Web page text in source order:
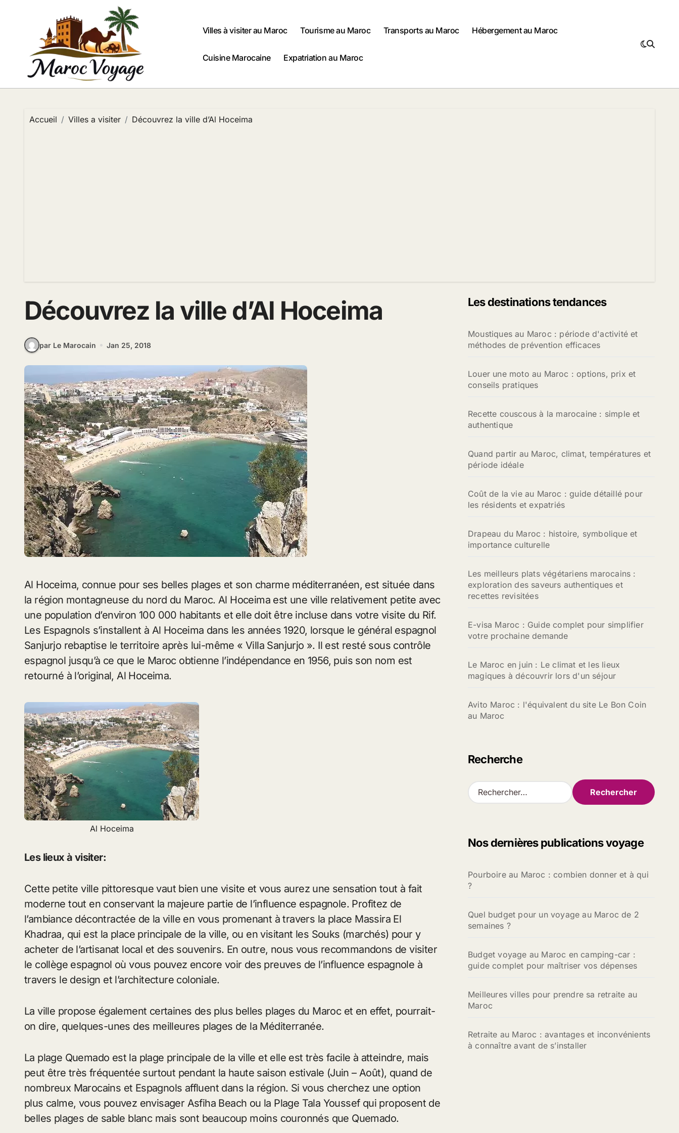
Villes à visiter au Maroc Tourisme au Maroc Transports au Maroc Hébergement au Maroc
Cuisine Marocaine Expatriation au Maroc
Accueil Villes a visiter Découvrez la ville d’Al Hoceima
Découvrez la ville d’Al Hoceima
par Le Marocain Jan 25, 2018
Al Hoceima, connue pour ses belles plages et son charme méditerranéen, est située dans
la région montagneuse du nord du Maroc. Al Hoceima est une ville relativement petite avec
une population d’environ 100 000 habitants et elle doit être incluse dans votre visite du Rif.
Les Espagnols s’installent à Al Hoceima dans les années 1920, lorsque le général espagnol
Sanjurjo rebaptise le territoire après lui-même « Villa Sanjurjo ». Il est resté sous contrôle
espagnol jusqu’à ce que le Maroc obtienne l’indépendance en 1956, puis son nom est
retourné à l’original, Al Hoceima.
Al Hoceima
Les lieux à visiter:
Cette petite ville pittoresque vaut bien une visite et vous aurez une sensation tout à fait
moderne tout en conservant la majeure partie de l’influence espagnole. Profitez de
l’ambiance décontractée de la ville en vous promenant à travers la place Massira El
Khadraa, qui est la place principale de la ville, ou en visitant les Souks (marchés) pour y
acheter de l’artisanat local et des souvenirs. En outre, nous vous recommandons de visiter
le collège espagnol où vous pouvez encore voir des preuves de l’influence espagnole à
travers le design et l’architecture coloniale.
La ville propose également certaines des plus belles plages du Maroc et en effet, pourrait-
on dire, quelques-unes des meilleures plages de la Méditerranée.
La plage Quemado est la plage principale de la ville et elle est très facile à atteindre, mais
peut être très fréquentée surtout pendant la haute saison estivale (Juin – Août), quand de
nombreux Marocains et Espagnols affluent dans la région. Si vous cherchez une option
plus calme, vous pouvez envisager Asfiha Beach ou la Plage Tala Youssef qui proposent de
belles plages de sable blanc mais sont beaucoup moins couronnés que Quemado.
Les destinations tendances
Moustiques au Maroc : période d'activité et
méthodes de prévention efficaces
Louer une moto au Maroc : options, prix et
conseils pratiques
Recette couscous à la marocaine : simple et
authentique
Quand partir au Maroc, climat, températures et
période idéale
Coût de la vie au Maroc : guide détaillé pour
les résidents et expatriés
Drapeau du Maroc : histoire, symbolique et
importance culturelle
Les meilleurs plats végétariens marocains :
exploration des saveurs authentiques et
recettes revisitées
E-visa Maroc : Guide complet pour simplifier
votre prochaine demande
Le Maroc en juin : Le climat et les lieux
magiques à découvrir lors d'un séjour
Avito Maroc : l'équivalent du site Le Bon Coin
au Maroc
Recherche
R
e
r
e
r
Nos dernières publications voyage
Pourboire au Maroc : combien donner et à qui
?
Quel budget pour un voyage au Maroc de 2
semaines ?
Budget voyage au Maroc en camping-car :
guide complet pour maîtriser vos dépenses
Meilleures villes pour prendre sa retraite au
Maroc
Retraite au Maroc : avantages et inconvénients
à connaître avant de s’installer